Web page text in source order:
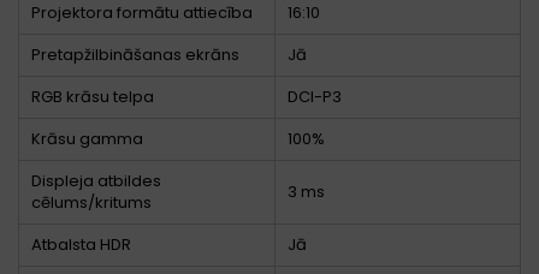
Projektora formātu attiecība
16:10
Pretapžilbināšanas ekrāns
Jā
RGB krāsu telpa
DCI-P3
Krāsu gamma
100%
Displeja atbildes
cēlums/kritums
3 ms
Atbalsta HDR
Jā